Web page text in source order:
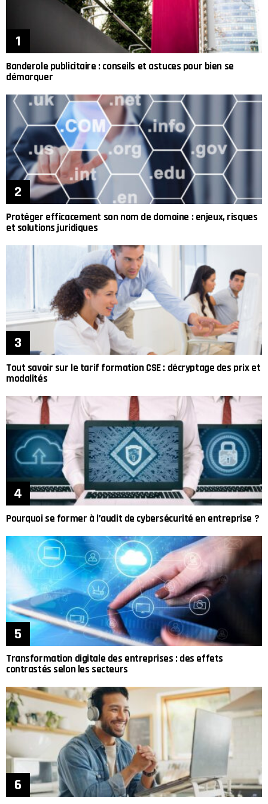
Banderole publicitaire : conseils et astuces pour bien se
démarquer
Protéger efficacement son nom de domaine : enjeux, risques
et solutions juridiques
Tout savoir sur le tarif formation CSE : décryptage des prix et
modalités
Pourquoi se former à l’audit de cybersécurité en entreprise ?
Transformation digitale des entreprises : des effets
contrastés selon les secteurs